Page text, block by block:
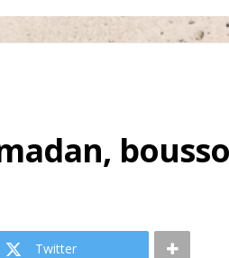
Twitter